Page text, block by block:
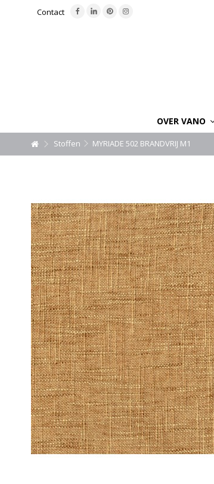
Contact
OVER VANO
Stoffen MYRIADE 502 BRANDVRIJ M1